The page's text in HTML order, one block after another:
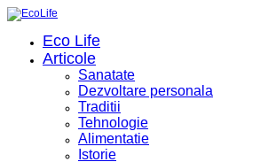
Eco Life
Articole
Sanatate
Dezvoltare personala
Traditii
Tehnologie
Alimentatie
Istorie